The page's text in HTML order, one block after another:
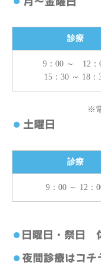
診療
9：00 ～ 12：
15：30 ～ 18：
※電話で
診療
9：00 ～ 12：